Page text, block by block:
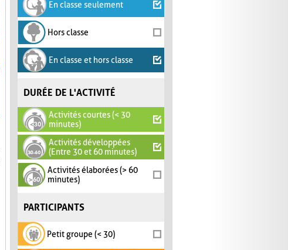
En classe seulement
Hors classe
En classe et hors classe
DURÉE DE L'ACTIVITÉ
Activités courtes (< 30
minutes)
Activités développées
(Entre 30 et 60 minutes)
Activités élaborées (> 60
minutes)
PARTICIPANTS
Petit groupe (< 30)